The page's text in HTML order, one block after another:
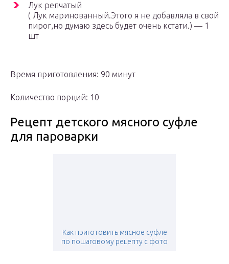
Лук репчатый
( Лук маринованный.Этого я не добавляла в свой
пирог,но думаю здесь будет очень кстати.) — 1
шт
Время приготовления: 90 минут
Количество порций: 10
Рецепт детского мясного суфле
для пароварки
Как приготовить мясное суфле
по пошаговому рецепту с фото